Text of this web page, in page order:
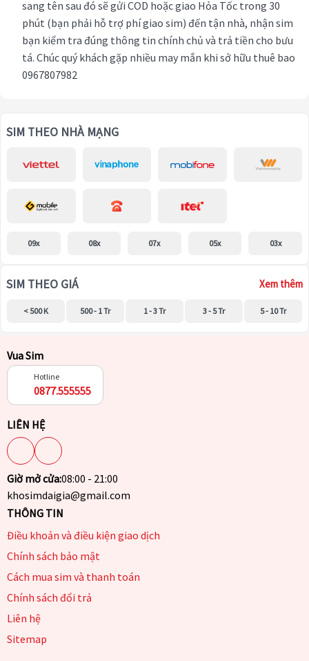
sang tên sau đó sẽ gửi COD hoặc giao Hỏa Tốc trong 30
phút (bạn phải hỗ trợ phí giao sim) đến tận nhà, nhận sim
bạn kiểm tra đúng thông tin chính chủ và trả tiền cho bưu
tá. Chúc quý khách gặp nhiều may mắn khi sở hữu thuê bao
0967807982
SIM THEO NHÀ MẠNG
09x 08x 07x 05x 03x
SIM THEO GIÁ Xem thêm
< 500 K 500 - 1 Tr 1 - 3 Tr 3 - 5 Tr 5 - 10 Tr
Vua Sim
Hotline
0877.555555
LIÊN HỆ
Giờ mở cửa:08:00 - 21:00
khosimdaigia@gmail.com
THÔNG TIN
Điều khoản và điều kiện giao dịch
Chính sách bảo mật
Cách mua sim và thanh toán
Chính sách đổi trả
Liên hệ
Sitemap